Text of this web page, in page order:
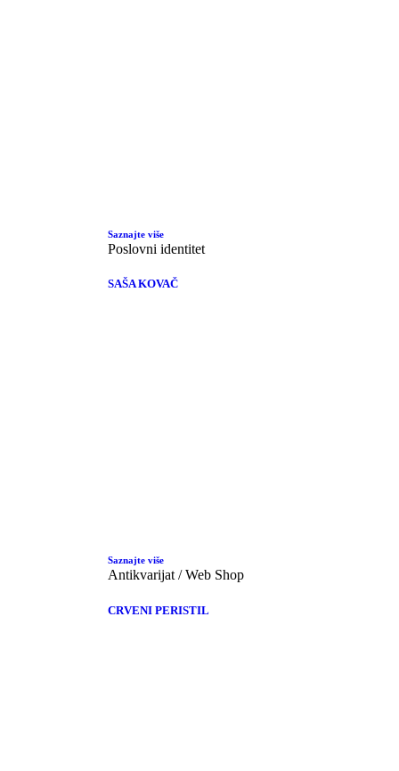
Saznajte više
Poslovni identitet
SAŠA KOVAČ
Saznajte više
Antikvarijat / Web Shop
CRVENI PERISTIL